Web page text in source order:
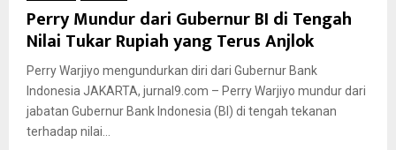
Perry Mundur dari Gubernur BI di Tengah
Nilai Tukar Rupiah yang Terus Anjlok
Perry Warjiyo mengundurkan diri dari Gubernur Bank
Indonesia JAKARTA, jurnal9.com – Perry Warjiyo mundur dari
jabatan Gubernur Bank Indonesia (BI) di tengah tekanan
terhadap nilai...